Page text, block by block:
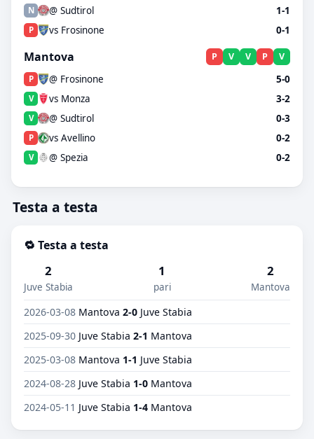
N @ Sudtirol 1-1
P vs Frosinone 0-1
Mantova P V V P V
P @ Frosinone 5-0
V vs Monza 3-2
V @ Sudtirol 0-3
P vs Avellino 0-2
V @ Spezia 0-2
Testa a testa
🔁 Testa a testa
2
Juve Stabia
1
pari
2
Mantova
2026-03-08 Mantova 2-0 Juve Stabia
2025-09-30 Juve Stabia 2-1 Mantova
2025-03-08 Mantova 1-1 Juve Stabia
2024-08-28 Juve Stabia 1-0 Mantova
2024-05-11 Juve Stabia 1-4 Mantova